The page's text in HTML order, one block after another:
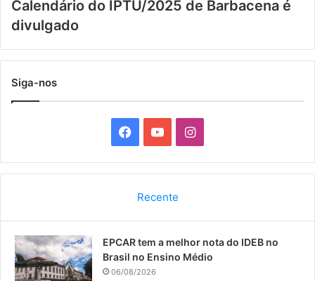
Calendário do IPTU/2025 de Barbacena é
divulgado
Siga-nos
a
b
o
o
u
I
n
a
Recente
EPCAR tem a melhor nota do IDEB no
Brasil no Ensino Médio
06/08/2026